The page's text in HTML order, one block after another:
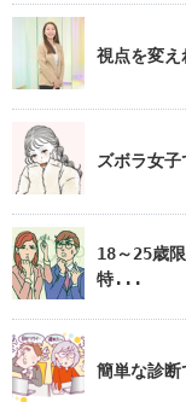
視点を変
ズボラ女子
18～25歳
特...
簡単な診断